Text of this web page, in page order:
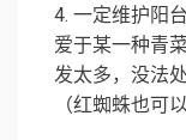
4. 一定维护阳
爱于某一种青
发太多，没法
（红蜘蛛也可